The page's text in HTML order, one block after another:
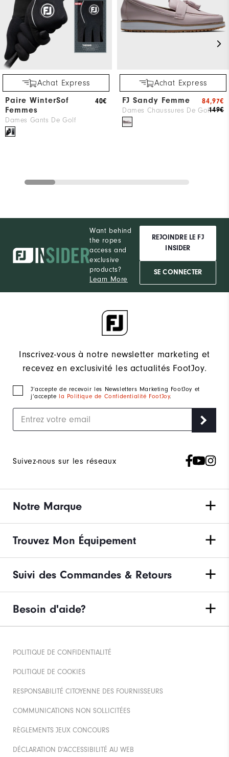
Achat Express
Paire WinterSof
Femmes
Dames Gants De Golf
40€
Achat Express
FJ Sandy Femme
Dames Chaussures De Golf149€
84,97€
Want behind
the ropes
access and
exclusive
products?
Learn More
REJOINDRE LE FJ
INSIDER
SE CONNECTER
Inscrivez-vous à notre newsletter marketing et
recevez en exclusivité les actualités FootJoy.
J‘accepte de recevoir les Newsletters Marketing FootJoy et
j’accepte la Politique de Confidentialité FootJoy.
Suivez-nous sur les réseaux
Notre Marque
Trouvez Mon Équipement
Suivi des Commandes & Retours
Besoin d'aide?
POLITIQUE DE CONFIDENTIALITÉ
POLITIQUE DE COOKIES
RESPONSABILITÉ CITOYENNE DES FOURNISSEURS
COMMUNICATIONS NON SOLLICITÉES
RÈGLEMENTS JEUX CONCOURS
DÉCLARATION D'ACCESSIBILITÉ AU WEB